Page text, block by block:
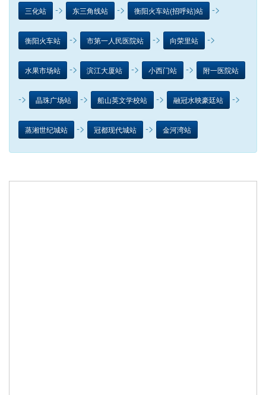
三化站 -> 东三角线站 -> 衡阳火车站(招呼站)站 ->
衡阳火车站 -> 市第一人民医院站 -> 向荣里站 ->
水果市场站 -> 滨江大厦站 -> 小西门站 -> 附一医院站
-> 晶珠广场站 -> 船山英文学校站 -> 融冠水映豪廷站 ->
蒸湘世纪城站 -> 冠都现代城站 -> 金河湾站